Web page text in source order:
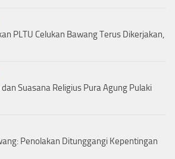
PLTU Celukan Bawang Terus Dikerjakan,
Suasana Religius Pura Agung Pulaki
Penolakan Ditunggangi Kepentingan